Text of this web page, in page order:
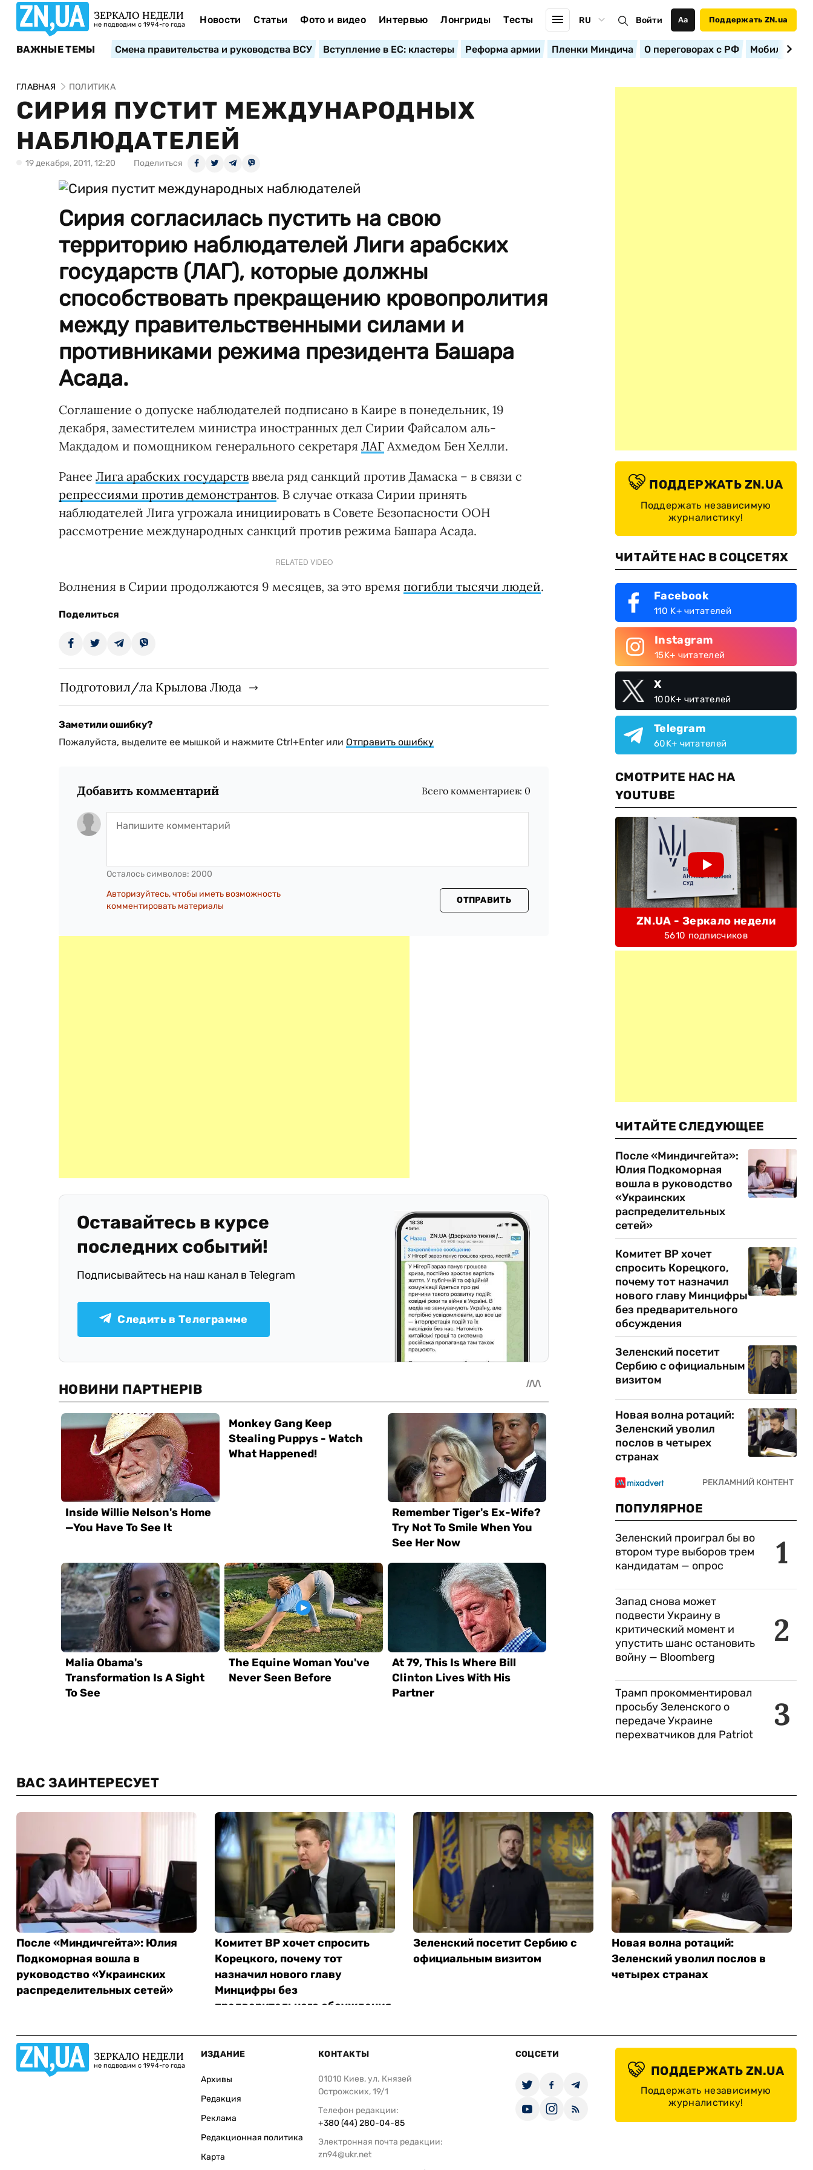
ЗЕРКАЛО НЕДЕЛИ
не подводим с 1994-го года Новости Статьи Фото и видео Интервью Лонгриды Тесты RU Войти Аа Поддержать ZN.ua
ВАЖНЫЕ ТЕМЫ Смена правительства и руководства ВСУ Вступление в ЕС: кластеры Реформа армии Пленки Миндича О переговорах с РФ
ГЛАВНАЯ ПОЛИТИКА
СИРИЯ ПУСТИТ МЕЖДУНАРОДНЫХ
НАБЛЮДАТЕЛЕЙ
19 декабря, 2011, 12:20 Поделиться
Сирия согласилась пустить на свою
территорию наблюдателей Лиги арабских
государств (ЛАГ), которые должны
способствовать прекращению кровопролития
между правительственными силами и
противниками режима президента Башара
Асада.
Соглашение о допуске наблюдателей подписано в Каире в понедельник, 19
декабря, заместителем министра иностранных дел Сирии Файсалом аль-
Макдадом и помощником генерального секретаря ЛАГ Ахмедом Бен Хелли.
Ранее Лига арабских государств ввела ряд санкций против Дамаска – в связи с
репрессиями против демонстрантов. В случае отказа Сирии принять
наблюдателей Лига угрожала инициировать в Совете Безопасности ООН
рассмотрение международных санкций против режима Башара Асада.
RELATED VIDEO
Волнения в Сирии продолжаются 9 месяцев, за это время погибли тысячи людей.
Поделиться
Подготовил/ла Крылова Люда
Заметили ошибку?
Пожалуйста, выделите ее мышкой и нажмите Ctrl+Enter или Отправить ошибку
Добавить комментарий Всего комментариев: 0
Осталось символов: 2000
Авторизуйтесь, чтобы иметь возможность
комментировать материалы
ОТПРАВИТЬ
Оставайтесь в курсе
последних событий!
Подписывайтесь на наш канал в Telegram
Следить в Телеграмме
ПОДДЕРЖАТЬ ZN.UA
Поддержать независимую
журналистику!
ЧИТАЙТЕ НАС В СОЦСЕТЯХ
Facebook
110 K+ читателей
Instagram
15K+ читателей
X
100K+ читателей
Telegram
60K+ читателей
СМОТРИТЕ НАС НА
YOUTUBE
ZN.UA - Зеркало недели
5610 подписчиков
ЧИТАЙТЕ СЛЕДУЮЩЕЕ
После «Миндичгейта»:
Юлия Подкоморная
вошла в руководство
«Украинских
распределительных
сетей»
Комитет ВР хочет
спросить Корецкого,
почему тот назначил
нового главу Минцифры
без предварительного
обсуждения
Зеленский посетит
Сербию с официальным
визитом
Новая волна ротаций:
Зеленский уволил
послов в четырех
странах
ПОПУЛЯРНОЕ
1
Зеленский проиграл бы во
втором туре выборов трем
кандидатам — опрос
2
Запад снова может
подвести Украину в
критический момент и
упустить шанс остановить
войну — Bloomberg
3
Трамп прокомментировал
просьбу Зеленского о
передаче Украине
перехватчиков для Patriot
ВАС ЗАИНТЕРЕСУЕТ
После «Миндичгейта»: Юлия
Подкоморная вошла в
руководство «Украинских
распределительных сетей»
Комитет ВР хочет спросить
Корецкого, почему тот
назначил нового главу
Минцифры без
предварительного обсуждения
Зеленский посетит Сербию с
официальным визитом
Новая волна ротаций:
Зеленский уволил послов в
четырех странах
ЗЕРКАЛО НЕДЕЛИ
не подводим с 1994-го года
ИЗДАНИЕ
Архивы
Редакция
Реклама
Редакционная политика
Карта
КОНТАКТЫ
01010 Киев, ул. Князей
Острожских, 19/1
Телефон редакции:
+380 (44) 280-04-85
Электронная почта редакции:
zn94@ukr.net
СОЦСЕТИ
ПОДДЕРЖАТЬ ZN.UA
Поддержать независимую
журналистику!